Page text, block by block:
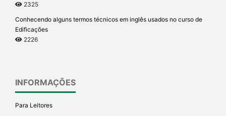
2325
Conhecendo alguns termos técnicos em inglês usados no curso de
Edificações
2226
INFORMAÇÕES
Para Leitores